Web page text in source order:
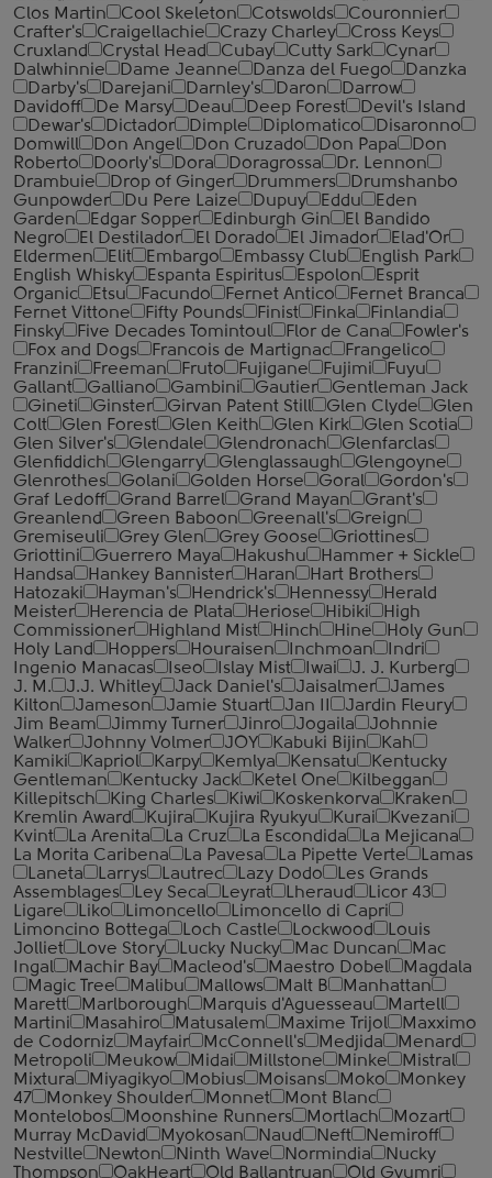
Clos Martin
Cool Skeleton Cotswolds
Couronnier
Crafter's
Craigellachie Crazy Charley
Cross Keys
Cruxland
Crystal Head Cubay Cutty Sark
Cynar
Dalwhinnie
Dame Jeanne Danza del Fuego
Danzka
Darby's
Darejani Darnley's Daron
Darrow
Davidoff
De Marsy Deau Deep Forest
Devil's Island
Dewar's
Dictador Dimple Diplomatico
Disaronno
Domwill
Don Angel Don Cruzado Don Papa
Don
Roberto
Doorly's Dora Doragrossa
Dr. Lennon
Drambuie
Drop of Ginger Drummers
Drumshanbo
Gunpowder
Du Pere Laize Dupuy Eddu
Eden
Garden
Edgar Sopper Edinburgh Gin
El Bandido
Negro
El Destilador El Dorado El Jimador
Elad'Or
Eldermen
Elit Embargo Embassy Club
English Park
English Whisky
Espanta Espiritus Espolon
Esprit
Organic
Etsu Facundo Fernet Antico
Fernet Branca
Fernet Vittone
Fifty Pounds Finist Finka
Finlandia
Finsky
Five Decades Tomintoul Flor de Cana
Fowler's
Fox and Dogs
Francois de Martignac
Frangelico
Franzini
Freeman Fruto Fujigane Fujimi
Fuyu
Gallant
Galliano Gambini Gautier
Gentleman Jack
Gineti
Ginster Girvan Patent Still Glen Clyde
Glen
Colt
Glen Forest Glen Keith Glen Kirk
Glen Scotia
Glen Silver's
Glendale Glendronach
Glenfarclas
Glenfiddich
Glengarry Glenglassaugh
Glengoyne
Glenrothes
Golani Golden Horse Goral
Gordon's
Graf Ledoff
Grand Barrel Grand Mayan
Grant's
Greanlend
Green Baboon Greenall's
Greign
Gremiseuli
Grey Glen Grey Goose
Griottines
Griottini
Guerrero Maya Hakushu
Hammer + Sickle
Handsa
Hankey Bannister Haran
Hart Brothers
Hatozaki
Hayman's Hendrick's Hennessy
Herald
Meister
Herencia de Plata Heriose Hibiki
High
Commissioner
Highland Mist Hinch Hine
Holy Gun
Holy Land
Hoppers Houraisen Inchmoan
Indri
Ingenio Manacas
Iseo Islay Mist Iwai
J. J. Kurberg
J. M.
J.J. Whitley Jack Daniel's Jaisalmer
James
Kilton
Jameson Jamie Stuart Jan II
Jardin Fleury
Jim Beam
Jimmy Turner Jinro Jogaila
Johnnie
Walker
Johnny Volmer JOY Kabuki Bijin
Kah
Kamiki
Kapriol Karpy Kemlya Kensatu
Kentucky
Gentleman
Kentucky Jack Ketel One
Kilbeggan
Killepitsch
King Charles Kiwi Koskenkorva
Kraken
Kremlin Award
Kujira Kujira Ryukyu Kurai
Kvezani
Kvint
La Arenita La Cruz La Escondida
La Mejicana
La Morita Caribena
La Pavesa La Pipette Verte
Lamas
Laneta
Larrys Lautrec Lazy Dodo
Les Grands
Assemblages
Ley Seca Leyrat Lheraud
Licor 43
Ligare
Liko Limoncello
Limoncello di Capri
Limoncino Bottega
Loch Castle Lockwood
Louis
Jolliet
Love Story Lucky Nucky Mac Duncan
Mac
Ingal
Machir Bay Macleod's Maestro Dobel
Magdala
Magic Tree
Malibu Mallows Malt B
Manhattan
Marett
Marlborough Marquis d'Aguesseau
Martell
Martini
Masahiro Matusalem Maxime Trijol
Maxximo
de Codorniz
Mayfair McConnell's Medjida
Menard
Metropoli
Meukow Midai Millstone Minke
Mistral
Mixtura
Miyagikyo Mobius Moisans Moko
Monkey
47
Monkey Shoulder Monnet
Mont Blanc
Montelobos
Moonshine Runners Mortlach
Mozart
Murray McDavid
Myokosan Naud Neft
Nemiroff
Nestville
Newton Ninth Wave Normindia
Nucky
Thompson
OakHeart Old Ballantruan
Old Gyumri